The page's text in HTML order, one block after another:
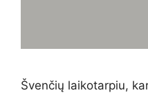
Švenčių laikotarpiu,